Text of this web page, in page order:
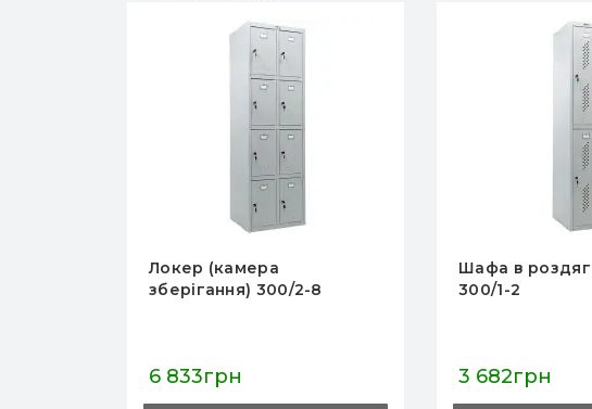
Локер (камера
зберігання) 300/2-8
6 833грн
Шафа в
300/1-2
3 682грн